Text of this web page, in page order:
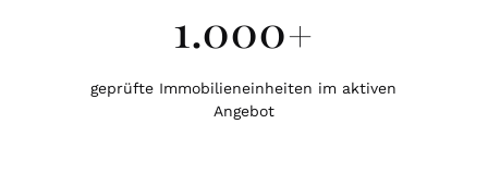
1.000+
geprüfte Immobilieneinheiten im aktiven
Angebot